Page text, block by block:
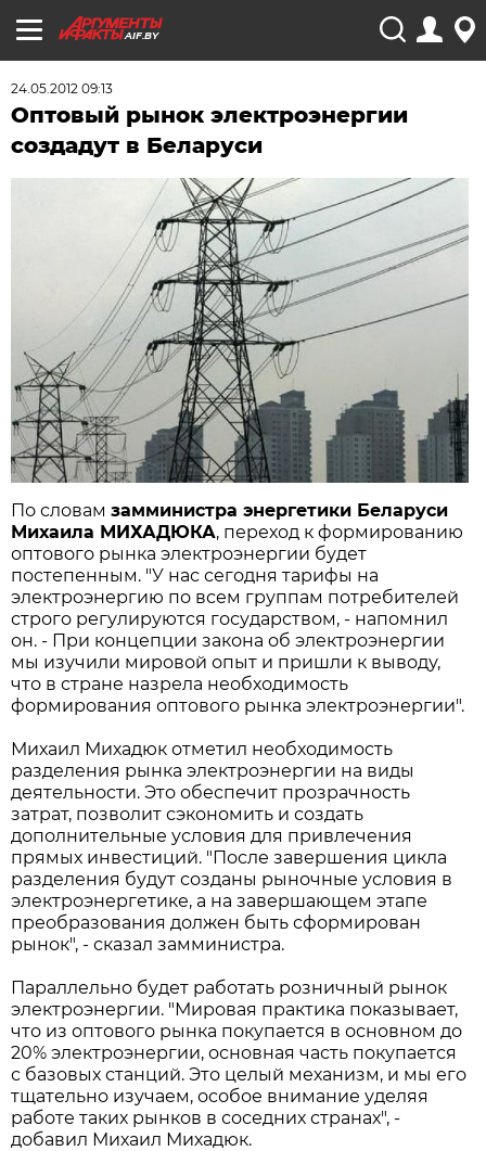
AIF.BY
24.05.2012 09:13
Оптовый рынок электроэнергии
создадут в Беларуси
По словамзамминистра энергетики Беларуси
Михаила МИХАДЮКА, переход к формированию
оптового рынка электроэнергии будет
постепенным. "У нас сегодня тарифы на
электроэнергию по всем группам потребителей
строго регулируются государством, - напомнил
он. - При концепции закона об электроэнергии
мы изучили мировой опыт и пришли к выводу,
что в стране назрела необходимость
формирования оптового рынка электроэнергии".
Михаил Михадюк отметил необходимость
разделения рынка электроэнергии на виды
деятельности. Это обеспечит прозрачность
затрат, позволит сэкономить и создать
дополнительные условия для привлечения
прямых инвестиций. "После завершения цикла
разделения будут созданы рыночные условия в
электроэнергетике, а на завершающем этапе
преобразования должен быть сформирован
рынок", - сказал замминистра.
Параллельно будет работать розничный рынок
электроэнергии. "Мировая практика показывает,
что из оптового рынка покупается в основном до
20% электроэнергии, основная часть покупается
с базовых станций. Это целый механизм, и мы его
тщательно изучаем, особое внимание уделяя
работе таких рынков в соседних странах", -
добавил Михаил Михадюк.